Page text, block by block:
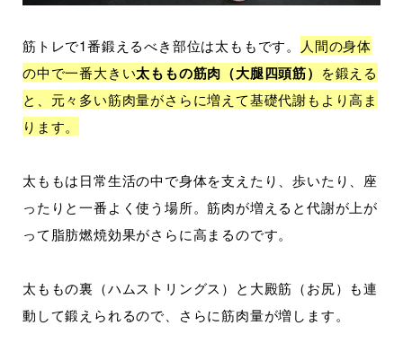
筋トレで1番鍛えるべき部位は太ももです。
人間の身体
の中で一番大きい太ももの筋肉（大腿四頭筋） を鍛える
と、元々多い筋肉量がさらに増えて基礎代謝もより高ま
ります。
太ももは日常生活の中で身体を支えたり、歩いたり、座
ったりと一番よく使う場所。筋肉が増えると代謝が上が
って脂肪燃焼効果がさらに高まるのです。
太ももの裏（ハムストリングス）と大殿筋（お尻）も連
動して鍛えられるので、さらに筋肉量が増します。